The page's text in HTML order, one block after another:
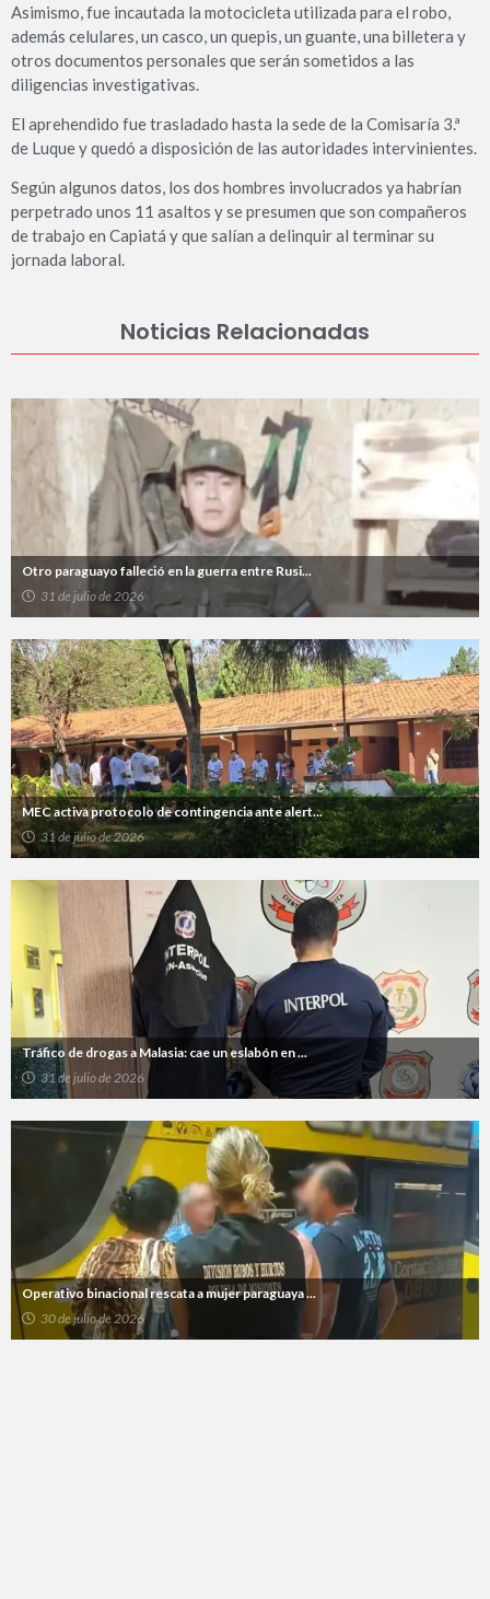
Asimismo, fue incautada la motocicleta utilizada para el robo,
además celulares, un casco, un quepis, un guante, una billetera y
otros documentos personales que serán sometidos a las
diligencias investigativas.
El aprehendido fue trasladado hasta la sede de la Comisaría 3.ª
de Luque y quedó a disposición de las autoridades intervinientes.
Según algunos datos, los dos hombres involucrados ya habrían
perpetrado unos 11 asaltos y se presumen que son compañeros
de trabajo en Capiatá y que salían a delinquir al terminar su
jornada laboral.
Noticias Relacionadas
Otro paraguayo falleció en la guerra entre Rusi...
31 de julio de 2026
MEC activa protocolo de contingencia ante alert...
31 de julio de 2026
Tráfico de drogas a Malasia: cae un eslabón en ...
31 de julio de 2026
Operativo binacional rescata a mujer paraguaya ...
30 de julio de 2026